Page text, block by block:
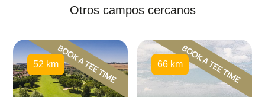
Otros campos cercanos
52 km 66 km